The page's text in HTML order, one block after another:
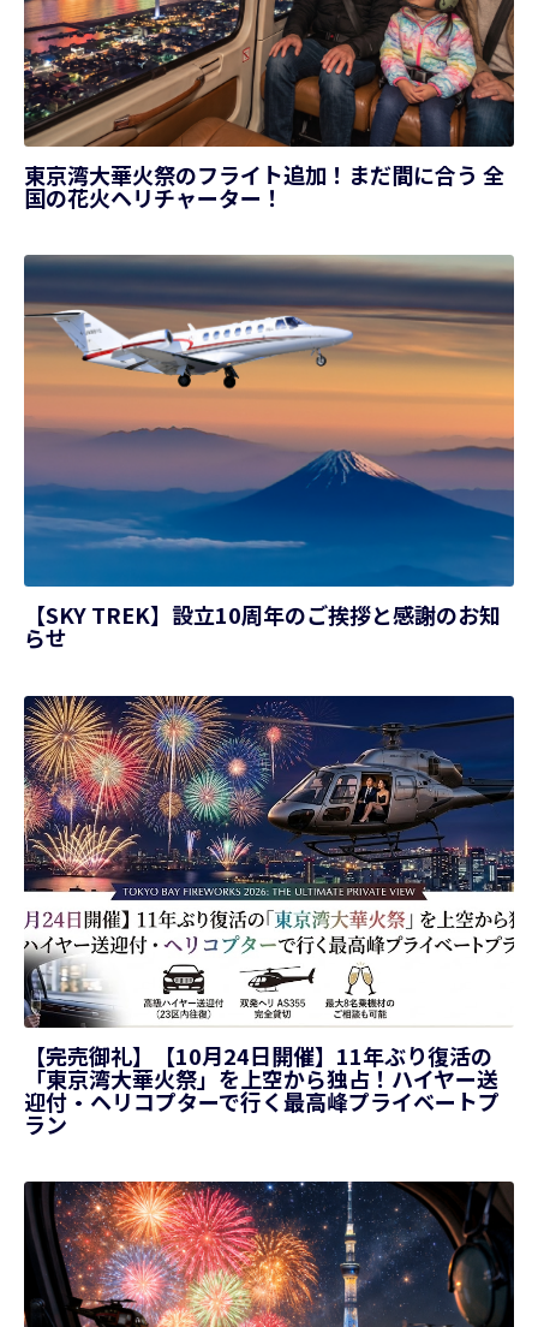
東京湾大華火祭のフライト追加！まだ間に合う 全
国の花火ヘリチャーター！
【SKY TREK】設立10周年のご挨拶と感謝のお知
らせ
【完売御礼】【10月24日開催】11年ぶり復活の
「東京湾大華火祭」を上空から独占！ハイヤー送
迎付・ヘリコプターで行く最高峰プライベートプ
ラン